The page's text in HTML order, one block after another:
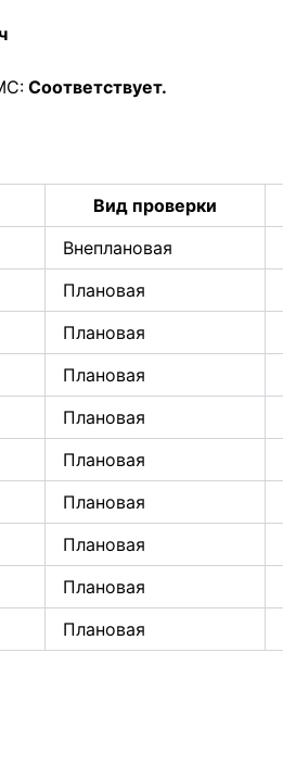
Соответствует.
Вид проверки
Внеплановая
Плановая
Плановая
Плановая
Плановая
Плановая
Плановая
Плановая
Плановая
Плановая